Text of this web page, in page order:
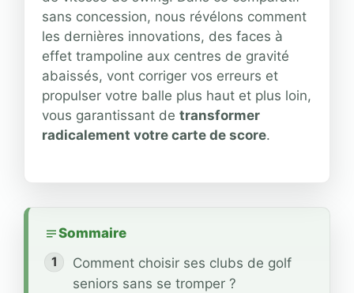
sans concession, nous révélons comment
les dernières innovations, des faces à
effet trampoline aux centres de gravité
abaissés, vont corriger vos erreurs et
propulser votre balle plus haut et plus loin,
vous garantissant de transformer
radicalement votre carte de score.
Sommaire
Comment choisir ses clubs de golf
seniors sans se tromper ?